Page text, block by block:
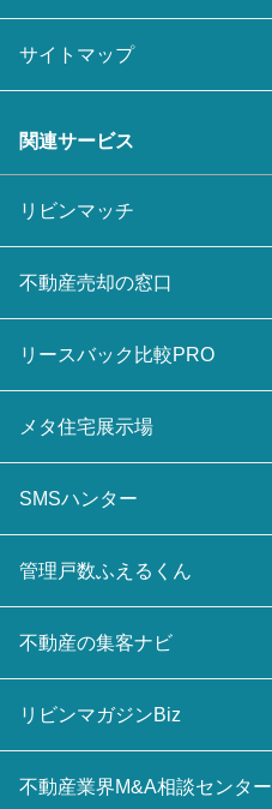
サイトマップ
関連サービス
リビンマッチ
不動産売却の窓口
リースバック比較PRO
メタ住宅展示場
SMSハンター
管理戸数ふえるくん
不動産の集客ナビ
リビンマガジンBiz
不動産業界M&A相談センター